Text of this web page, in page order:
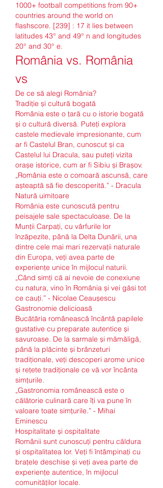
1000+ football competitions from 90+
countries around the world on
flashscore. [239] : 17 it lies between
latitudes 43° and 49° n and longitudes
20° and 30° e.
România vs. România
vs
De ce să alegi România?
Tradiție și cultură bogată
România este o țară cu o istorie bogată
și o cultură diversă. Puteți explora
castele medievale impresionante, cum
ar fi Castelul Bran, cunoscut și ca
Castelul lui Dracula, sau puteți vizita
orașe istorice, cum ar fi Sibiu și Brașov.
„România este o comoară ascunsă, care
așteaptă să fie descoperită.” - Dracula
Natură uimitoare
România este cunoscută pentru
peisajele sale spectaculoase. De la
Munții Carpați, cu vârfurile lor
înzăpezite, până la Delta Dunării, una
dintre cele mai mari rezervații naturale
din Europa, veți avea parte de
experiențe unice în mijlocul naturii.
„Când simți că ai nevoie de conexiune
cu natura, vino în România și vei găsi tot
ce cauți.” - Nicolae Ceaușescu
Gastronomie delicioasă
Bucătăria românească încântă papilele
gustative cu preparate autentice și
savuroase. De la sarmale și mămăligă,
până la plăcinte și brânzeturi
tradiționale, veți descoperi arome unice
și rețete tradiționale ce vă vor încânta
simțurile.
„Gastronomia românească este o
călătorie culinară care îți va pune în
valoare toate simțurile.” - Mihai
Eminescu
Hospitalitate și ospitalitate
Românii sunt cunoscuți pentru căldura
și ospitalitatea lor. Veți fi întâmpinați cu
brațele deschise și veți avea parte de
experiențe autentice, în mijlocul
comunităților locale.